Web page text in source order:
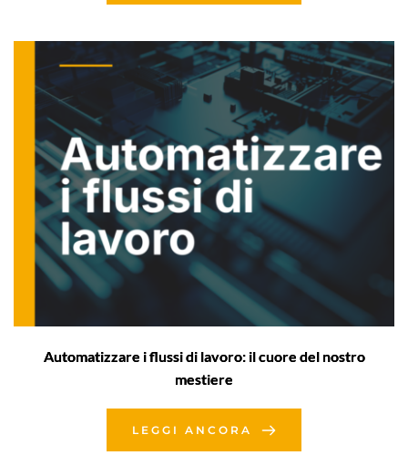
Automatizzare i flussi di lavoro: il cuore del nostro
mestiere
LEGGI ANCORA